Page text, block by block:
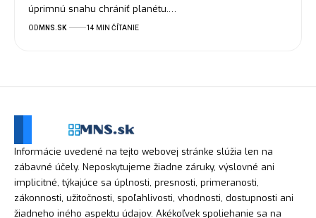
úprimnú snahu chrániť planétu.…
OD MNS.SK 14 MIN ČÍTANIE
Informácie uvedené na tejto webovej stránke slúžia len na
zábavné účely. Neposkytujeme žiadne záruky, výslovné ani
implicitné, týkajúce sa úplnosti, presnosti, primeranosti,
zákonnosti, užitočnosti, spoľahlivosti, vhodnosti, dostupnosti ani
žiadneho iného aspektu údajov. Akékoľvek spoliehanie sa na